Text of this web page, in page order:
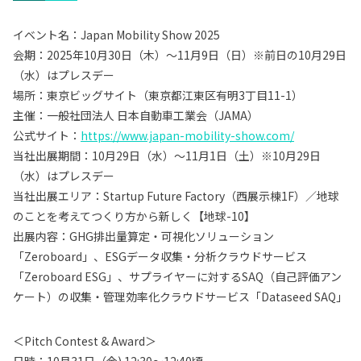
イベント名：Japan Mobility Show 2025
会期：2025年10月30日（木）～11月9日（日） ※前日の10月29日
（水）はプレスデー
場所：東京ビッグサイト（東京都江東区有明3丁目11-1）
主催：一般社団法人 日本自動車工業会（JAMA）
公式サイト： https://www.japan-mobility-show.com/
当社出展期間：10月29日 （水） ～11月1日 （土） ※10月29日
（水）はプレスデー
当社出展エリア：Startup Future Factory（西展示棟1F）／地球
のことを考えてつくり方から新しく【地球-10】
出展内容：GHG排出量算定・可視化ソリューション
「Zeroboard」、ESGデータ収集・分析クラウドサービス
「Zeroboard ESG」、サプライヤーに対するSAQ（自己評価アン
ケート）の収集・管理効率化クラウドサービス「Dataseed SAQ」
＜Pitch Contest & Award＞